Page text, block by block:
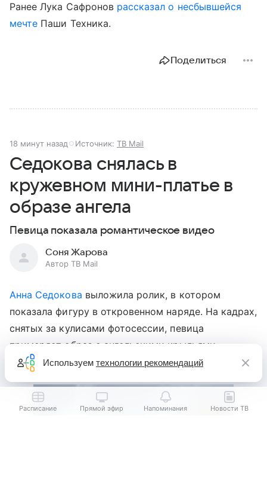
Ранее Лука Сафронов рассказал о несбывшейся
мечте Паши Техника.
Поделиться
18 минут назад Источник: ТВ Mail
Седокова снялась в
кружевном мини-платье в
образе ангела
Певица показала романтическое видео
Соня Жарова
Автор ТВ Mail
Анна Седокова выложила ролик, в котором
показала фигуру в откровенном наряде. На кадрах,
снятых за кулисами фотосессии, певица
примеряет образ с ангельскими крыльями
за спиной.
Расписание Прямой эфир Напоминания Новости ТВ
Используем технологии рекомендаций